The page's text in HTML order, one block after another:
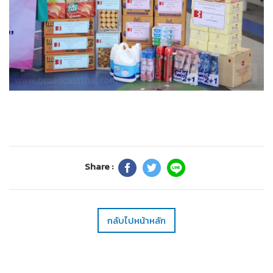
Share :
กลับไปหน้าหลัก